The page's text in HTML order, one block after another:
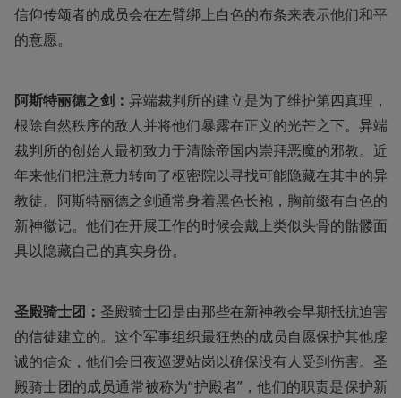
信仰传颂者的成员会在左臂绑上白色的布条来表示他们和平
的意愿。
阿斯特丽德之剑：异端裁判所的建立是为了维护第四真理，
根除自然秩序的敌人并将他们暴露在正义的光芒之下。异端
裁判所的创始人最初致力于清除帝国内崇拜恶魔的邪教。近
年来他们把注意力转向了枢密院以寻找可能隐藏在其中的异
教徒。阿斯特丽德之剑通常身着黑色长袍，胸前缀有白色的
新神徽记。他们在开展工作的时候会戴上类似头骨的骷髅面
具以隐藏自己的真实身份。
圣殿骑士团： 圣殿骑士团是由那些在新神教会早期抵抗迫害
的信徒建立的。这个军事组织最狂热的成员自愿保护其他虔
诚的信众，他们会日夜巡逻站岗以确保没有人受到伤害。圣
殿骑士团的成员通常被称为“护殿者”，他们的职责是保护新